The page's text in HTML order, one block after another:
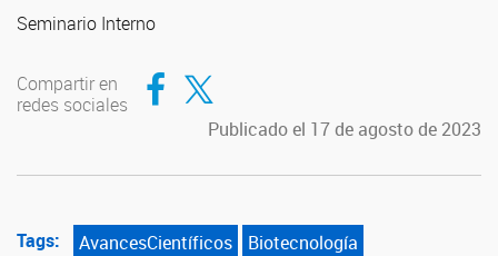
Seminario Interno
Compartir en
redes sociales
Compartir en Facebook
Compartir en Twitter
Publicado el 17 de agosto de 2023
Tags: AvancesCientíficos
Biotecnología